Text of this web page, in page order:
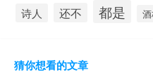
诗人 还不 都是
猜你想看的文章